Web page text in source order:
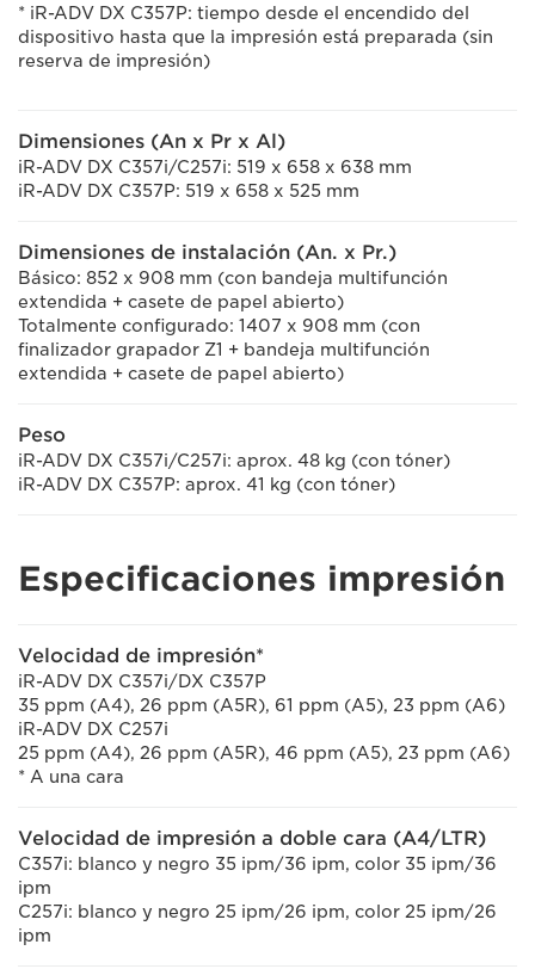
* iR-ADV DX C357P: tiempo desde el encendido del
dispositivo hasta que la impresión está preparada (sin
reserva de impresión)
Dimensiones (An x Pr x Al)
iR-ADV DX C357i/C257i: 519 x 658 x 638 mm
iR-ADV DX C357P: 519 x 658 x 525 mm
Dimensiones de instalación (An. x Pr.)
Básico: 852 x 908 mm (con bandeja multifunción
extendida + casete de papel abierto)
Totalmente configurado: 1407 x 908 mm (con
finalizador grapador Z1 + bandeja multifunción
extendida + casete de papel abierto)
Peso
iR-ADV DX C357i/C257i: aprox. 48 kg (con tóner)
iR-ADV DX C357P: aprox. 41 kg (con tóner)
Especificaciones impresión
Velocidad de impresión*
iR-ADV DX C357i/DX C357P
35 ppm (A4), 26 ppm (A5R), 61 ppm (A5), 23 ppm (A6)
iR-ADV DX C257i
25 ppm (A4), 26 ppm (A5R), 46 ppm (A5), 23 ppm (A6)
* A una cara
Velocidad de impresión a doble cara (A4/LTR)
C357i: blanco y negro 35 ipm/36 ipm, color 35 ipm/36
ipm
C257i: blanco y negro 25 ipm/26 ipm, color 25 ipm/26
ipm